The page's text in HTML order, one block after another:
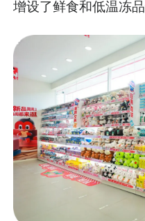
增设了鲜食和低温冻